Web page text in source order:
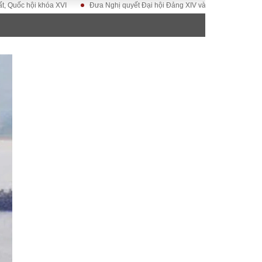
khóa XVI Đưa Nghị quyết Đại hội Đảng XIV vào cuộc sống